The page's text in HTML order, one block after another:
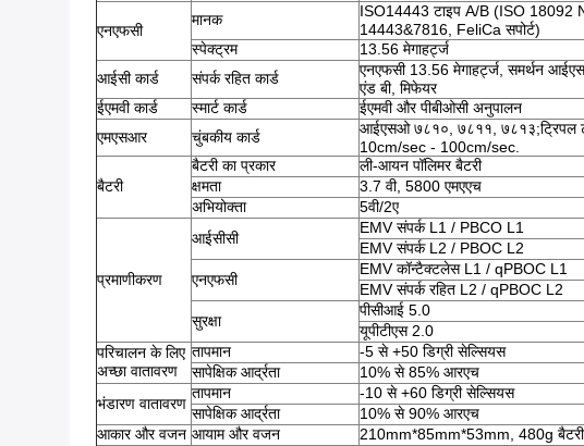
एनएफसी
मानक
ISO14443 टाइप A/B (ISO 18092
14443&7816, FeliCa सपोर्ट)
स्पेक्ट्रम
13.56 मेगाहर्ट्ज
आईसी कार्ड
संपर्क रहित कार्ड
एनएफसी 13.56 मेगाहर्ट्ज, समर्थन
एंड बी, मिफेयर
ईएमवी कार्ड
स्मार्ट कार्ड
ईएमवी और पीबीओसी अनुपालन
एमएसआर
चुंबकीय कार्ड
आईएसओ ७८१०, ७८११, ७८१३;ट्रिपल
10cm/sec - 100cm/sec.
बैटरी
बैटरी का प्रकार
ली-आयन पॉलिमर बैटरी
क्षमता
3.7 वी, 5800 एमएएच
अभियोक्ता
5वी/2ए
प्रमाणीकरण
आईसीसी
EMV संपर्क L1 / PBCO L1
EMV संपर्क L2 / PBOC L2
एनएफसी
EMV कॉन्टैक्टलेस L1 / qPBOC L1
EMV संपर्क रहित L2 / qPBOC L2
सुरक्षा
पीसीआई 5.0
यूपीटीएस 2.0
परिचालन के लिए
अच्छा वातावरण
तापमान
-5 से +50 डिग्री सेल्सियस
सापेक्षिक आर्द्रता
10% से 85% आरएच
भंडारण वातावरण
तापमान
-10 से +60 डिग्री सेल्सियस
सापेक्षिक आर्द्रता
10% से 90% आरएच
आकार और वजन आयाम और वजन 210mm*85mm*53mm, 480g